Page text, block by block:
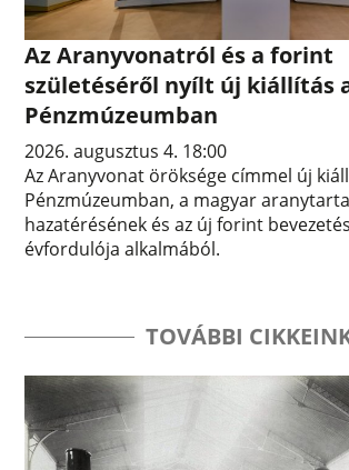
Az Aranyvonatról és a forint
születéséről nyílt új kiállítás
Pénzmúzeumban
2026. augusztus 4. 18:00
Az Aranyvonat öröksége címmel új
Pénzmúzeumban, a magyar
hazatérésének és az új forint
évfordulója alkalmából.
TOVÁBBI